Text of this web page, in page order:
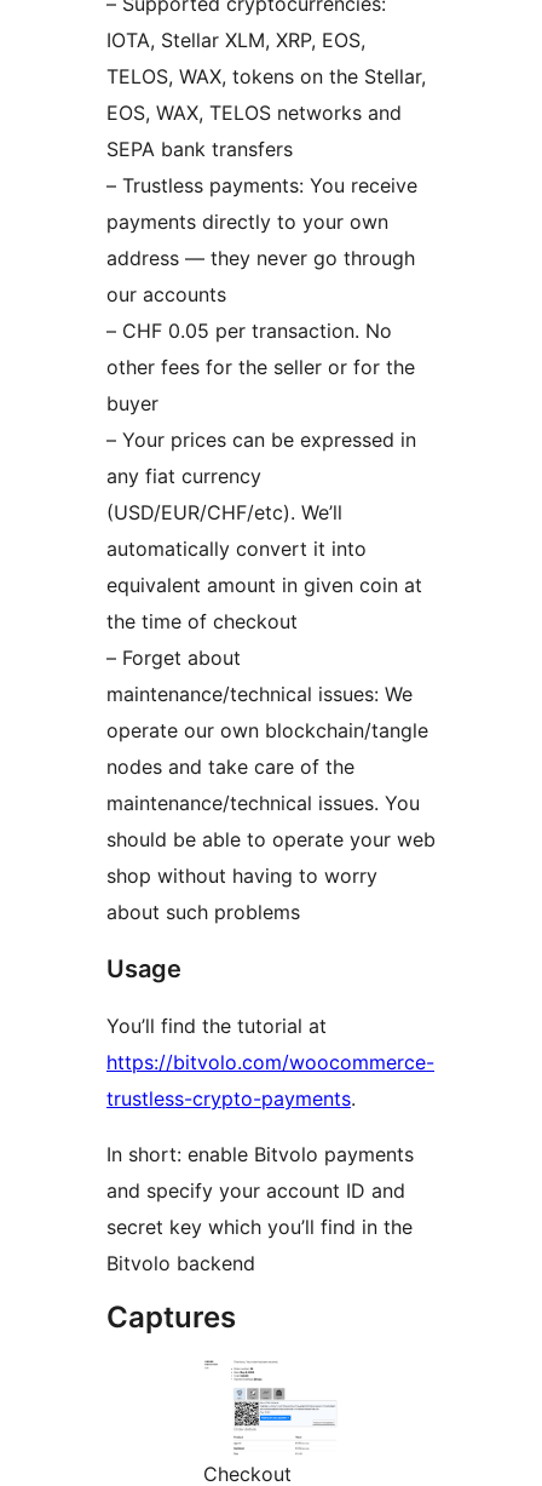
IOTA, Stellar XLM, XRP, EOS,
TELOS, WAX, tokens on the Stellar,
EOS, WAX, TELOS networks and
SEPA bank transfers
– Trustless payments: You receive
payments directly to your own
address — they never go through
our accounts
– CHF 0.05 per transaction. No
other fees for the seller or for the
buyer
– Your prices can be expressed in
any fiat currency
(USD/EUR/CHF/etc). We’ll
automatically convert it into
equivalent amount in given coin at
the time of checkout
– Forget about
maintenance/technical issues: We
operate our own blockchain/tangle
nodes and take care of the
maintenance/technical issues. You
should be able to operate your web
shop without having to worry
about such problems
Usage
You’ll find the tutorial at
https://bitvolo.com/woocommerce-
trustless-crypto-payments.
In short: enable Bitvolo payments
and specify your account ID and
secret key which you’ll find in the
Bitvolo backend
Captures
Checkout